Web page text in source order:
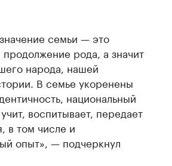
семьи — это
рода, а значит
народа, нашей
В семье укоренены
национальный
воспитывает, передает
в том числе и
опыт», — подчеркнул